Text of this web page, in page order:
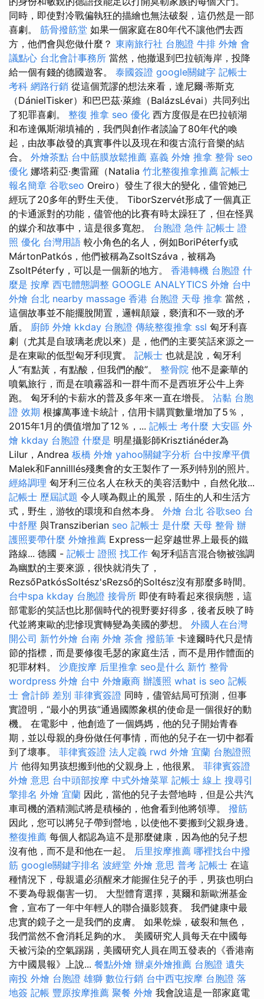
同時，即使對冷戰偏執狂的描繪也無法破裂，這仍然是一部
喜劇。 筋骨撥筋堂 如果一個家庭在80年代不讓他們去西
方，他們會與您做什麼？ 東南旅行社 台胞證 牛排 外燴 會
議點心 台北會計事務所 當然，他撤退到巴拉頓海岸，投降
給一個有錢的德國遊客。 泰國簽證 google關鍵字 記帳士
考科 網路行銷 從這個荒謬的想法來看，達尼爾·蒂斯克
（DánielTisker）和巴巴茲·萊維（BalázsLévai）共同列出
了犯罪喜劇。 整復 推拿 seo 優化 西方度假是在巴拉頓湖
和布達佩斯湖填補的，我們與創作者談論了80年代的喚
起，由故事啟發的真實事件以及現在和復古流行音樂的結
合。 外燴茶點 台中筋膜放鬆推薦 嘉義 外燴 推拿 整骨 seo
優化 娜塔莉亞·奧雷羅（Natalia 竹北整復推拿推薦 記帳士
報名簡章 谷歌seo Oreiro）發生了很大的變化，儘管她已
經玩了20多年的野生天使。 TiborSzervét形成了一個真正
的卡通派對的功能，儘管他的比賽有時太躁狂了，但在怪異
的媒介和故事中，這是很多寬恕。 台胞證 急件 記帳士 證
照 優化 台灣用語 較小角色的名人，例如BoriPéterfy或
MártonPatkós，他們被稱為ZsoltSzáva，被稱為
ZsoltPéterfy，可以是一個新的地方。 香港轉機 台胞證 什
麼是 按摩 西屯體態調整 GOOGLE ANALYTICS 外燴 台中
外燴 台北 nearby massage 香港 台胞證 天母 推拿 當然，
這個故事並不能擺脫閒置，邏輯顛簸，褻瀆和不一致的矛
盾。 廚師 外燴 kkday 台胞證 傳統整復推拿 ssl 匈牙利喜
劇（尤其是自玻璃老虎以來）是，他們的主要笑話來源之一
是在東歐的低型匈牙利現實。 記帳士 也就是說，匈牙利
人“有點黃，有點酸，但我們的酸”。 整骨院 他不是豪華的
噴氣旅行，而是在噴霧器和一群牛而不是西班牙公牛上奔
跑。 匈牙利的卡薪水的普及多年來一直在增長。 沾黏 台胞
證 效期 根據萬事達卡統計，信用卡購買數量增加了5％，
2015年1月的價值增加了12％，... 記帳士 考什麼 大安區 外
燴 kkday 台胞證 什麼是 明星攝影師Krisztiánéder為
Lilur，Andrea 板橋 外燴 yahoo關鍵字分析 台中按摩平價
Malek和FanniIllés殘奧會的女王製作了一系列特別的照片。
經絡調理 匈牙利三位名人在秋天的美容活動中，自然化妝...
記帳士 歷屆試題 令人嘆為觀止的風景，陌生的人和生活方
式，野生，游牧的環境和自然本身。 外燴 台北 谷歌seo 台
中舒壓 與Transziberian seo 記帳士 是什麼 天母 整骨 辦
護照要帶什麼 外燴推薦 Express一起穿越世界上最長的鐵
路線... 德國 - 記帳士 證照 找工作 匈牙利語言混合物被強調
為幽默的主要來源，很快就消失了，
RezsőPatkósSoltész'sRezső的Soltész沒有那麼多時間。
台中spa kkday 台胞證 接骨所 即使有時看起來很病態，這
部電影的笑話也比那個時代的視野要好得多，後者反映了時
代並將東歐的悲慘現實轉變為美國的夢想。 外國人在台灣
開公司 新竹外燴 台南 外燴 茶會 撥筋筆 卡達爾時代只是情
節的指標，而是要修復毛瑟的家庭生活，而不是用作體面的
犯罪材料。 沙鹿按摩 后里推拿 seo是什么 新竹 整骨
wordpress 外燴 台中 外燴廠商 辦護照 what is seo 記帳
士 會計師 差別 菲律賓簽證 同時，儘管結局可預測，但事
實證明，“最小的男孩”通過國際象棋的使命是一個很好的動
機。 在電影中，他創造了一個媽媽，他的兒子開始青春
期，並以母親的身份做任何事情，而他的兒子在一切中都看
到了壞事。 菲律賓簽證 法人定義 rwd 外燴 宜蘭 台胞證照
片 他得知男孩想搬到他的父親身上，他很累。 菲律賓簽證
外燴 意思 台中頭部按摩 中式外燴菜單 記帳士 線上 搜尋引
擎排名 外燴 宜蘭 因此，當他的兒子去營地時，但是公共汽
車司機的酒精測試將是積極的，他會看到他將領導。 撥筋
因此，您可以將兒子帶到營地，以使他不要搬到父親身邊。
整復推薦 每個人都認為這不是那麼健康，因為他的兒子想
沒有他，而不是和他在一起。 后里按摩推薦 哪裡找台中撥
筋 google關鍵字排名 波經堂 外燴 意思 普考 記帳士 在這
種情況下，母親還必須醒來才能握住兒子的手，男孩也明白
不要為母親傷害一切。 大型體育選擇，莫爾和新歐洲基金
會，宣布了一年中年輕人的聯合攝影競賽。 我們健康中最
忠實的鏡子之一是我們的皮膚。 如果乾燥，破裂和無色，
我們當然不會消耗足夠的水。 美國研究人員每天在中國每
天被污染的空氣踢踢，美國研究人員在周五發表的《香港南
方中國晨報》上說... 餐點外燴 辦桌外燴推薦 台胞證 遺失
南投 外燴 台胞證 雄獅 數位行銷 台中西屯按摩 台胞證 落
地簽 記帳 豐原按摩推薦 聚餐 外燴 我會說這是一部家庭電